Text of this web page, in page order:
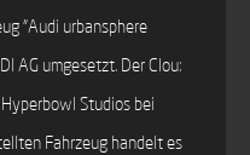
"Audi urbansphere
AG umgesetzt. Der Clou:
Studios bei
Fahrzeug handelt es